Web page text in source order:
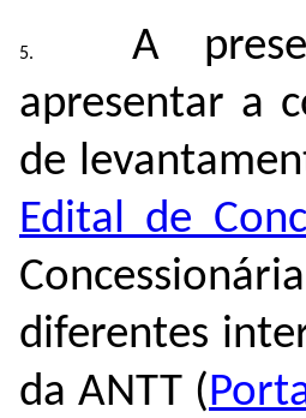
A
apresentar a
de
Edital de
diferentes
da ANTT (